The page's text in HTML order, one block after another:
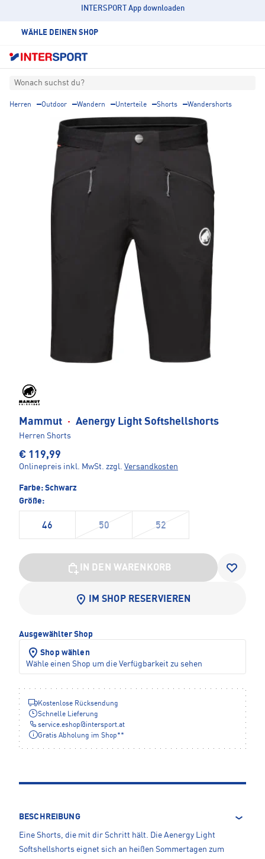
INTERSPORT App downloaden
WÄHLE DEINEN SHOP
Wonach suchst du?
Herren Outdoor Wandern Unterteile Shorts Wandershorts
Mammut · Aenergy Light Softshellshorts
Herren Shorts
€ 119,99
Onlinepreis inkl. MwSt. zzgl. Versandkosten
Farbe: Schwarz
Größe:
46 50 52
IN DEN WARENKORB
IM SHOP RESERVIEREN
Ausgewählter Shop
Shop wählen
Wähle einen Shop um die Verfügbarkeit zu sehen
Kostenlose Rücksendung
Schnelle Lieferung
service.eshop@intersport.at
Gratis Abholung im Shop**
BESCHREIBUNG
Eine Shorts, die mit dir Schritt hält. Die Aenergy Light
Softshellshorts eignet sich an heißen Sommertagen zum